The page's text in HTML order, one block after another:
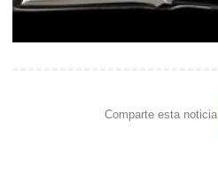
Comparte esta noticia